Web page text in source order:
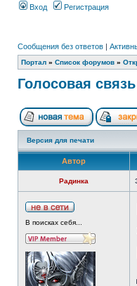
Вход Регистрация
Сообщения без ответов |
Портал » Список форумов »
Голосовая
Версия для печати
Автор
Радинка
В поисках себя...